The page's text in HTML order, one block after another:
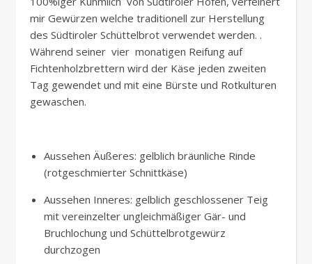
mir Gewürzen welche traditionell zur Herstellung
des Südtiroler Schüttelbrot verwendet werden. .
Während seiner vier monatigen Reifung auf
Fichtenholzbrettern wird der Käse jeden zweiten
Tag gewendet und mit eine Bürste und Rotkulturen
gewaschen.
Aussehen Äußeres: gelblich bräunliche Rinde
(rotgeschmierter Schnittkäse)
Aussehen Inneres: gelblich geschlossener Teig
mit vereinzelter ungleichmäßiger Gär- und
Bruchlochung und Schüttelbrotgewürz
durchzogen